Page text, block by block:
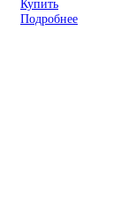
Купить
Подробнее